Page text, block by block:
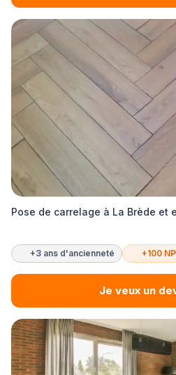
Pose de carrelage à La Brède et
+3 ans d'ancienneté +100
Je veux un